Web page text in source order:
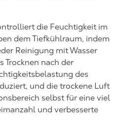
die Feuchtigkeit im
dem Tiefkühlraum, indem
Reinigung mit Wasser
Trocknen nach der
des
und die trockene Luft
selbst für eine viel
und verbesserte